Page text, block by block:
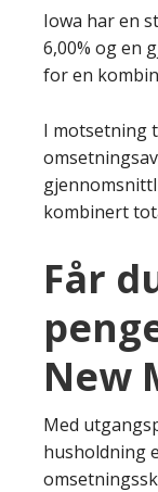
Iowa har en
6,00% og en
for en
I motsetning
kombinert
Får
New
Med
husholdning